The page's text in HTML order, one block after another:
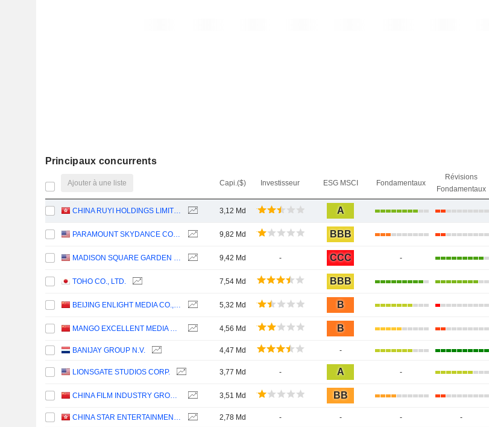
Principaux concurrents
Ajouter à une liste Capi.($) Investisseur ESG MSCI Fondamentaux
Révisions
Fondamentaux
CHINA RUYI HOLDINGS LIMITED 3,12 Md A
PARAMOUNT SKYDANCE CORPORATION 9,82 Md BBB
MADISON SQUARE GARDEN SPORTS CORP. 9,42 Md - CCC -
TOHO CO., LTD. 7,54 Md BBB
BEIJING ENLIGHT MEDIA CO., LTD 5,32 Md B
MANGO EXCELLENT MEDIA CO., LTD. 4,56 Md B
BANIJAY GROUP N.V. 4,47 Md -
LIONSGATE STUDIOS CORP. 3,77 Md - A -
CHINA FILM INDUSTRY GROUP CO., LTD. 3,51 Md BB
CHINA STAR ENTERTAINMENT LIMITED 2,78 Md - - - -